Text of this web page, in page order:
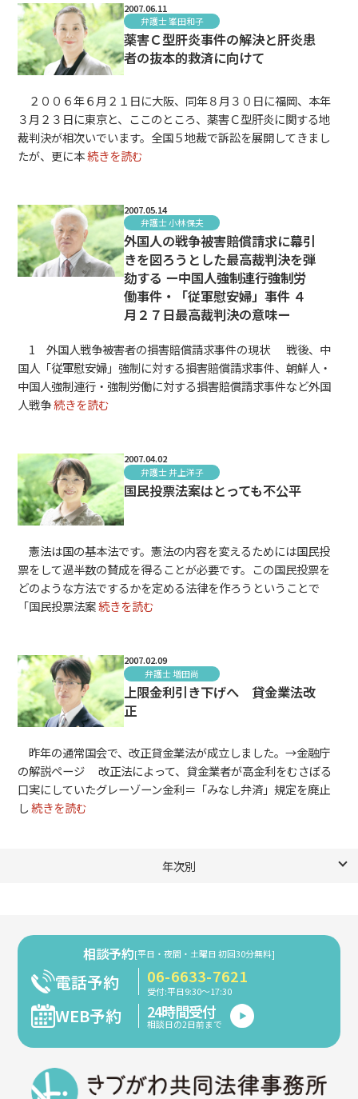
2007.06.11
弁護士 峯田和子
薬害Ｃ型肝炎事件の解決と肝炎患
者の抜本的救済に向けて
２００６年６月２１日に大阪、同年８月３０日に福岡、本年
３月２３日に東京と、ここのところ、薬害Ｃ型肝炎に関する地
裁判決が相次いでいます。全国５地裁で訴訟を展開してきまし
たが、更に本続きを読む
2007.05.14
弁護士 小林保夫
外国人の戦争被害賠償請求に幕引
きを図ろうとした最高裁判決を弾
劾する ー中国人強制連行強制労
働事件・「従軍慰安婦」事件 ４
月２７日最高裁判決の意味ー
1 外国人戦争被害者の損害賠償請求事件の現状 戦後、中
国人「従軍慰安婦」強制に対する損害賠償請求事件、朝鮮人・
中国人強制連行・強制労働に対する損害賠償請求事件など外国
人戦争続きを読む
2007.04.02
弁護士 井上洋子
国民投票法案はとっても不公平
憲法は国の基本法です。憲法の内容を変えるためには国民投
票をして過半数の賛成を得ることが必要です。この国民投票を
どのような方法でするかを定める法律を作ろうということで
「国民投票法案続きを読む
2007.02.09
弁護士 増田尚
上限金利引き下げへ 貸金業法改
正
昨年の通常国会で、改正貸金業法が成立しました。→金融庁
の解説ページ 改正法によって、貸金業者が高金利をむさぼる
口実にしていたグレーゾーン金利＝「みなし弁済」規定を廃止
し 続きを読む
年次別
相談予約[平日・夜間・土曜日 初回30分無料]
電話予約 06-6633-7621
受付:平日9:30～17:30
WEB予約 24時間受付
相談日の2日前まで